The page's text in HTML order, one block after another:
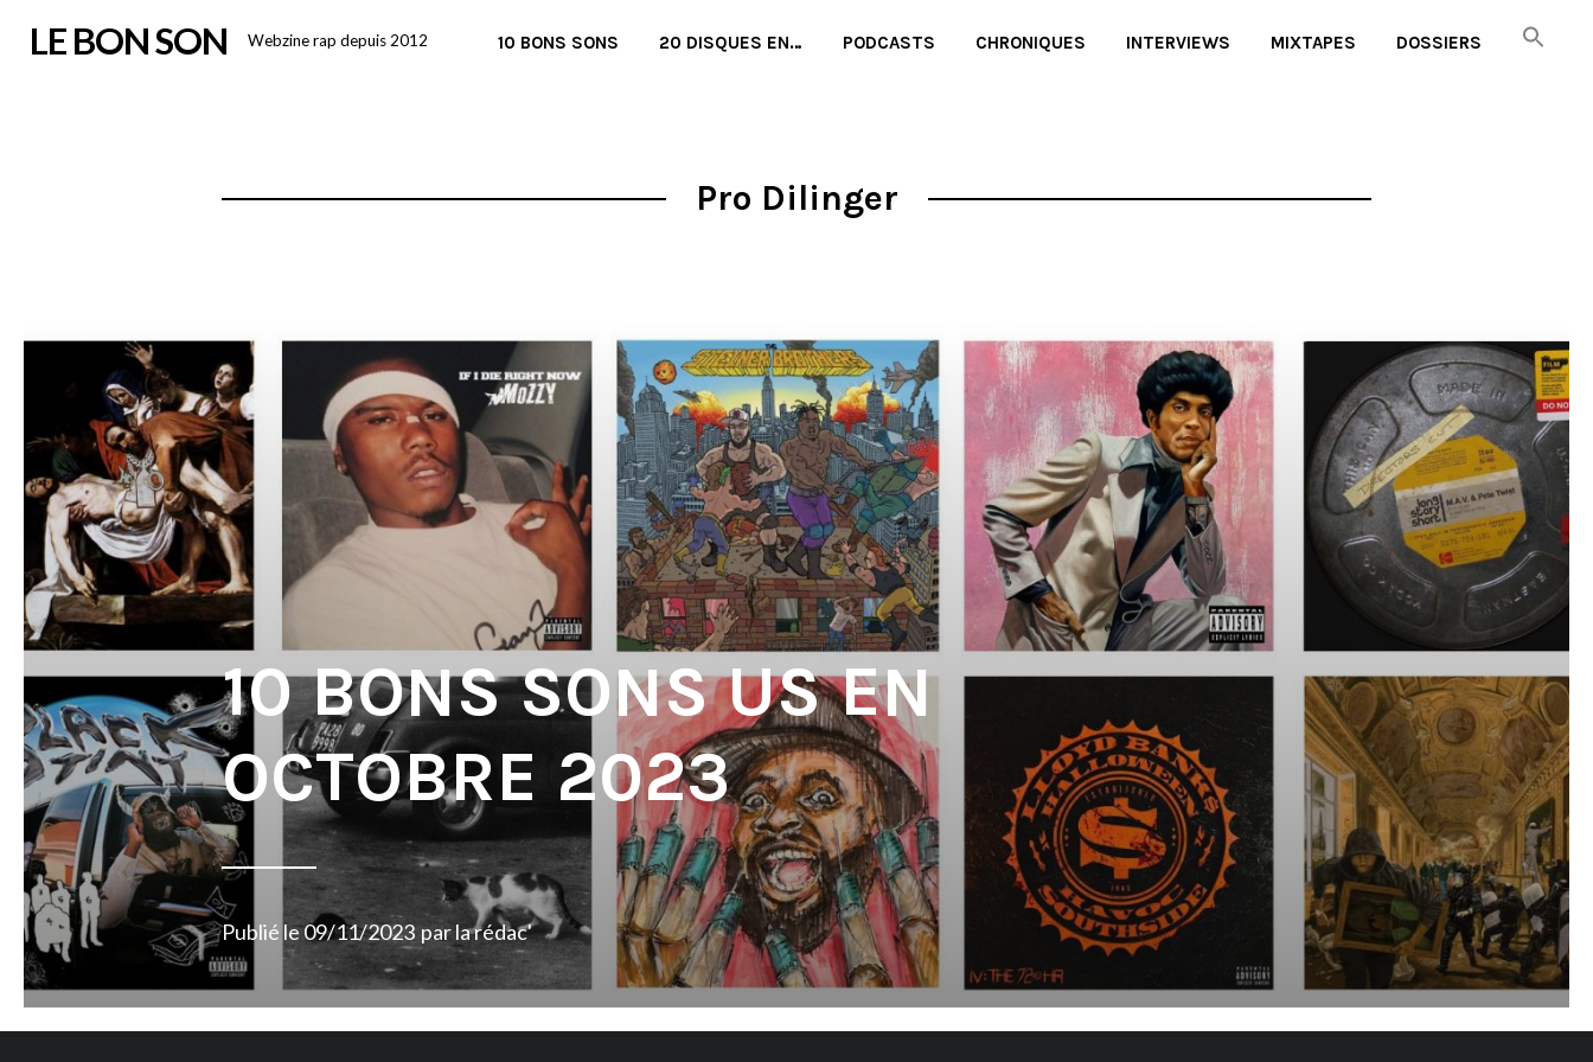
LE BON SON Webzine rap depuis 2012 10 BONS SONS 20 DISQUES EN… PODCASTS CHRONIQUES INTERVIEWS MIXTAPES DOSSIERS
Pro Dilinger
10 BONS SONS US EN
OCTOBRE 2023
Publié le09/11/2023 parla rédac'